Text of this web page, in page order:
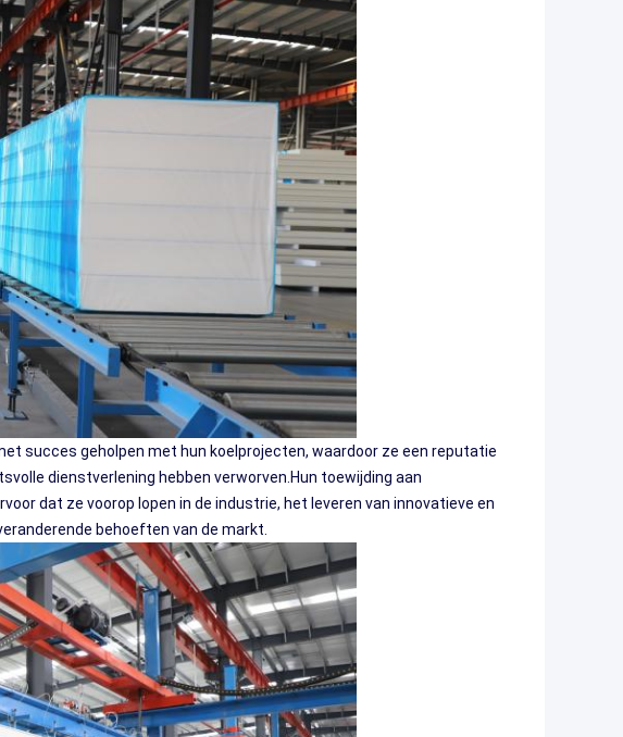
succes geholpen met hun koelprojecten, waardoor ze een reputatie
dienstverlening hebben verworven.Hun toewijding aan
dat ze voorop lopen in de industrie, het leveren van innovatieve en
behoeften van de markt.